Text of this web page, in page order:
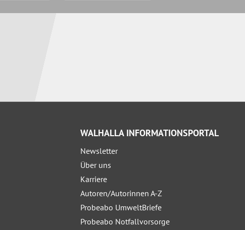
WALHALLA INFORMATIONSPORTAL
Newsletter
Über uns
Karriere
Autoren/Autorinnen A-Z
Probeabo UmweltBriefe
Probeabo Notfallvorsorge